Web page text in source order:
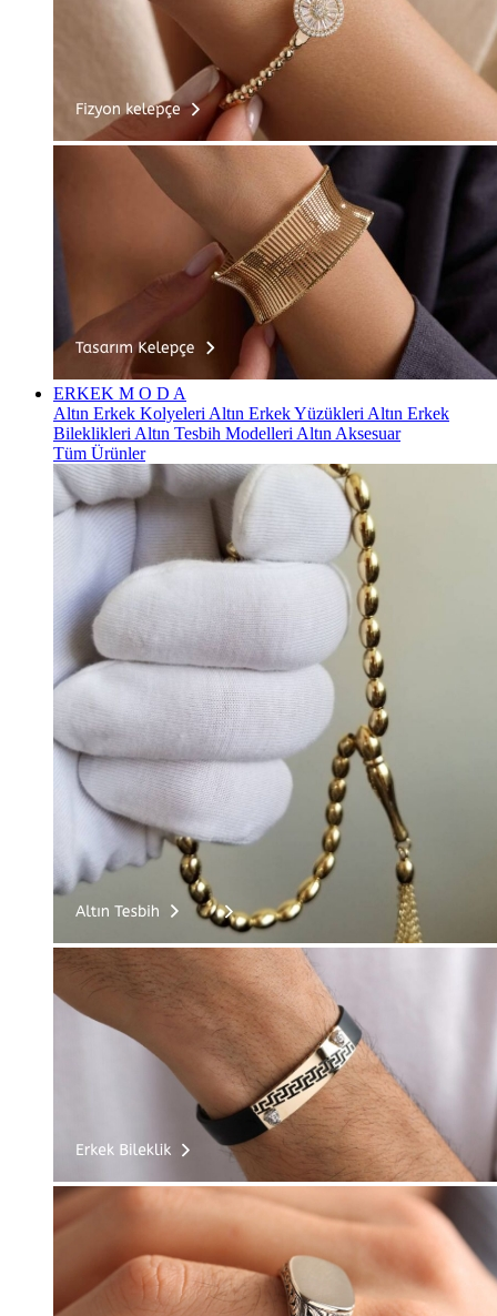
ERKEK M O D A
Altın Erkek Kolyeleri Altın Erkek Yüzükleri Altın Erkek
Bileklikleri Altın Tesbih Modelleri Altın Aksesuar
Tüm Ürünler